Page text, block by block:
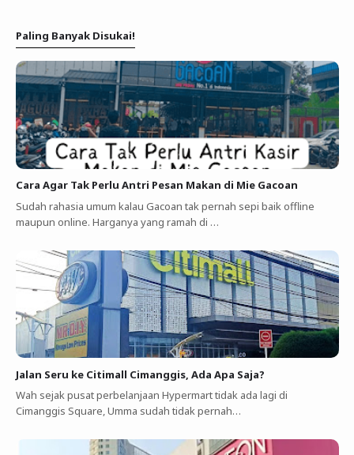
Paling Banyak Disukai!
Cara Agar Tak Perlu Antri Pesan Makan di Mie Gacoan
Sudah rahasia umum kalau Gacoan tak pernah sepi baik offline
maupun online. Harganya yang ramah di …
Jalan Seru ke Citimall Cimanggis, Ada Apa Saja?
Wah sejak pusat perbelanjaan Hypermart tidak ada lagi di
Cimanggis Square, Umma sudah tidak pernah…